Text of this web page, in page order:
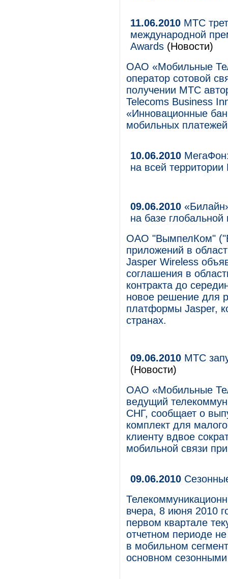
11.06.2010 МТС
международной
Awards (Новости)
ОАО «Мобильные
оператор сотовой
получении МТС
Telecoms Business
«Инновационные
мобильных
10.06.2010
на всей территории
09.06.2010
на базе
ОАО "ВымпелКом"
приложений в
Jasper Wireless
соглашения в
контракта до
новое решение для
платформы Jasper,
странах.
09.06.2010 МТС
(Новости)
ОАО «Мобильные
ведущий
СНГ, сообщает о
комплект для
клиенту вдвое
мобильной связи
09.06.2010
вчера, 8 июня 2010
первом квартале
отчетном периоде
в мобильном
основном